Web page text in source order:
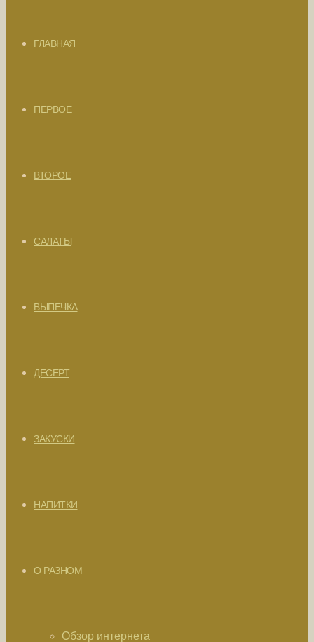
ГЛАВНАЯ
ПЕРВОЕ
ВТОРОЕ
САЛАТЫ
ВЫПЕЧКА
ДЕСЕРТ
ЗАКУСКИ
НАПИТКИ
О РАЗНОМ
Обзор интернета